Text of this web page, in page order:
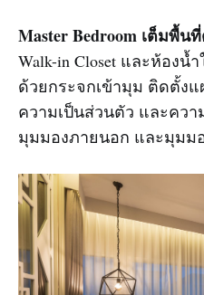
Master Bedroom เต็มพื้
Walk-in Closet และห้อง
ด้วยกระจกเข้ามุม ติดตั้ง
ความเป็นส่วนตัว และคว
มุมมองภายนอก และมุมม